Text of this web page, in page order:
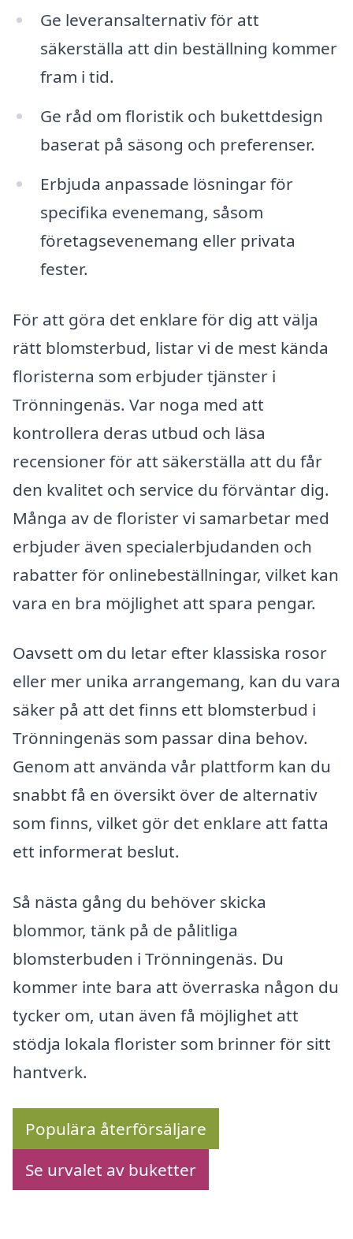
Ge leveransalternativ för att
säkerställa att din beställning kommer
fram i tid.
Ge råd om floristik och bukettdesign
baserat på säsong och preferenser.
Erbjuda anpassade lösningar för
specifika evenemang, såsom
företagsevenemang eller privata
fester.
För att göra det enklare för dig att välja
rätt blomsterbud, listar vi de mest kända
floristerna som erbjuder tjänster i
Trönningenäs. Var noga med att
kontrollera deras utbud och läsa
recensioner för att säkerställa att du får
den kvalitet och service du förväntar dig.
Många av de florister vi samarbetar med
erbjuder även specialerbjudanden och
rabatter för onlinebeställningar, vilket kan
vara en bra möjlighet att spara pengar.
Oavsett om du letar efter klassiska rosor
eller mer unika arrangemang, kan du vara
säker på att det finns ett blomsterbud i
Trönningenäs som passar dina behov.
Genom att använda vår plattform kan du
snabbt få en översikt över de alternativ
som finns, vilket gör det enklare att fatta
ett informerat beslut.
Så nästa gång du behöver skicka
blommor, tänk på de pålitliga
blomsterbuden i Trönningenäs. Du
kommer inte bara att överraska någon du
tycker om, utan även få möjlighet att
stödja lokala florister som brinner för sitt
hantverk.
Populära återförsäljare
Se urvalet av buketter